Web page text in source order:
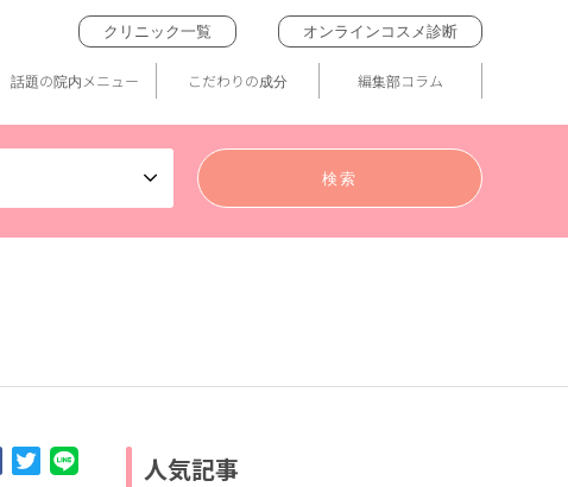
クリニック一覧 オンラインコスメ診断
話題の院内メニュー こだわりの成分 編集部コラム
人気記事